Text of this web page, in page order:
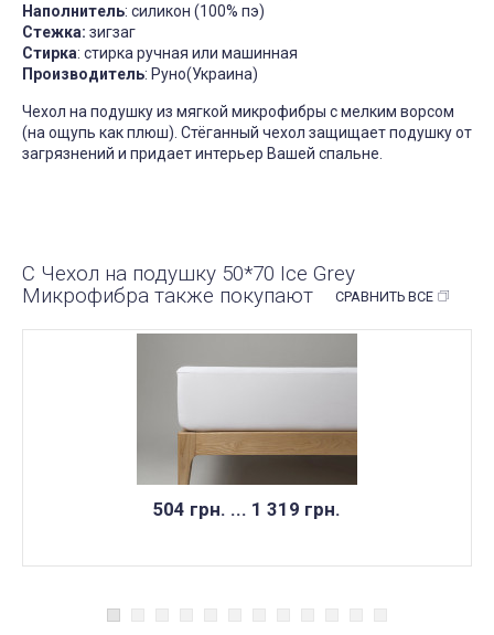
Наполнитель: силикон (100% пэ)
Стежка: зигзаг
Стирка: стирка ручная или машинная
Производитель: Руно(Украина)
Чехол на подушку из мягкой микрофибры с мелким ворсом
(на ощупь как плюш). Стёганный чехол защищает подушку от
загрязнений и придает интерьер Вашей спальне.
С Чехол на подушку 50*70 Ice Grey
Микрофибра также покупают
СРАВНИТЬ ВСЕ
504 грн. ... 1 319 грн.